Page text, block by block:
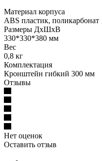
Материал корпуса
ABS пластик, поликарбонат
Размеры ДхШхВ
330*330*380 мм
Вес
0,8 кг
Комплектация
Кронштейн гибкий 300 мм
Отзывы
Нет оценок
Оставить отзыв